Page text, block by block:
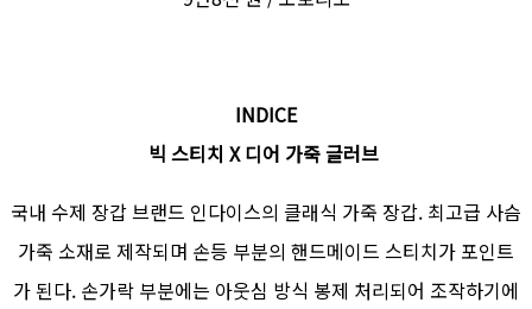
INDICE
빅 스티치 X 디어 가죽 글러브
국내 수제 장갑 브랜드 인다이스의 클래식 가죽 장갑. 최고급 사슴
가죽 소재로 제작되며 손등 부분의 핸드메이드 스티치가 포인트
가 된다. 손가락 부분에는 아웃심 방식 봉제 처리되어 조작하기에